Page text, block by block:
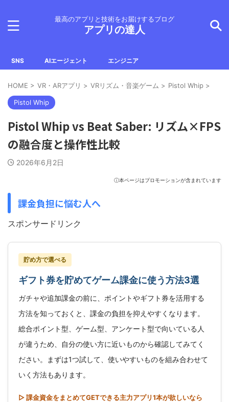
最高のアプリと技術をお届けするブログ
アプリの達人
SNS AIエージェント エンジニア
HOME > VR・ARアプリ > VRリズム・音楽ゲーム > Pistol Whip >
Pistol Whip
Pistol Whip vs Beat Saber: リズム×FPS
の融合度と操作性比較
2026年6月2日
ⓘ本ページはプロモーションが含まれています
課金負担に悩む人へ
スポンサードリンク
貯め方で選べる
ギフト券を貯めてゲーム課金に使う方法3選
ガチャや追加課金の前に、ポイントやギフト券を活用する
方法を知っておくと、課金の負担を抑えやすくなります。
総合ポイント型、ゲーム型、アンケート型で向いている人
が違うため、自分の使い方に近いものから確認してみてく
ださい。まずは1つ試して、使いやすいものを組み合わせて
いく方法もあります。
▷ 課金資金をまとめてGETできる主力アプリ1本が欲しいなら